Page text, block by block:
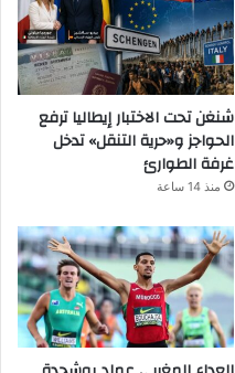
شنغن تحت الاختبار إيطاليا ترفع
الحواجز و«حرية التنقل» تدخل
غرفة الطوارئ
منذ 14 ساعة